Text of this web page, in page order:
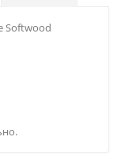
Softwood